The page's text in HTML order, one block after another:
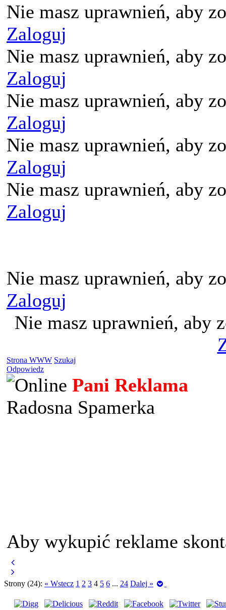
Nie masz uprawnień, aby
Zaloguj
Nie masz uprawnień, aby
Zaloguj
Nie masz uprawnień, aby
Zaloguj
Nie masz uprawnień, aby
Zaloguj
Nie masz uprawnień, aby
Zaloguj
Nie masz uprawnień, aby
Zaloguj
Nie masz uprawnień, aby
Strona WWW Szukaj
Odpowiedz
Pani Reklama
Radosna Spamerka
Aby wykupić reklame
Strony (24): « Wstecz 1 2 3 4 5 6 ... 24 Dalej »